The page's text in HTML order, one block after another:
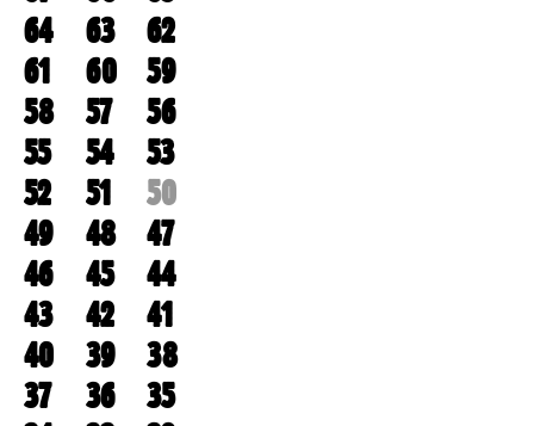
64
63
62
61
60
59
58
57
56
55
54
53
52
51
50
49
48
47
46
45
44
43
42
41
40
39
38
37
36
35